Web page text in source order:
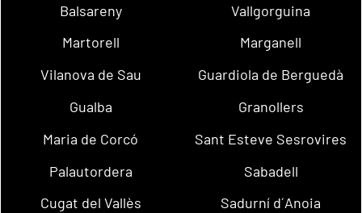
Balsareny
Vallgorguina
Martorell
Marganell
Vilanova de Sau
Guardiola de Berguedà
Gualba
Granollers
Maria de Corcó
Sant Esteve Sesrovires
Palautordera
Sabadell
Cugat del Vallès
Sadurní d´Anoia